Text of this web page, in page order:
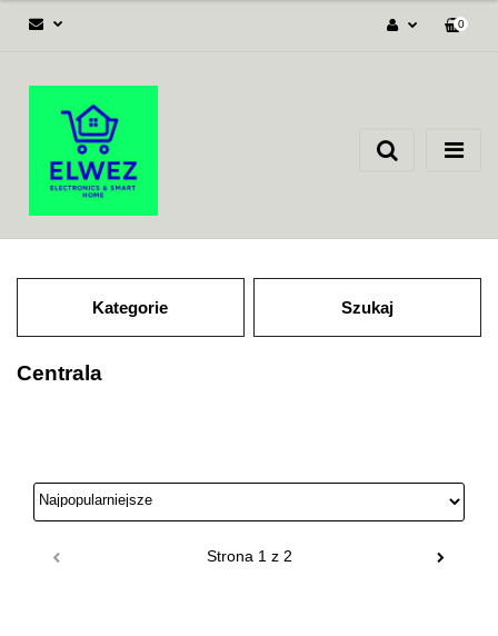
Zgody cookies
0
Kategorie Szukaj
Centrala